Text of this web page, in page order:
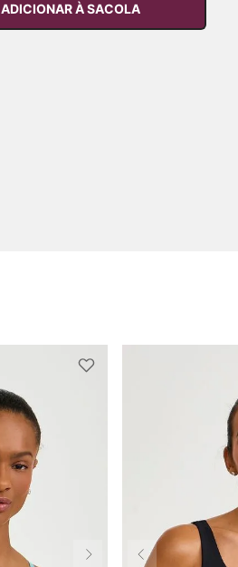
ADICIONAR À SACOLA